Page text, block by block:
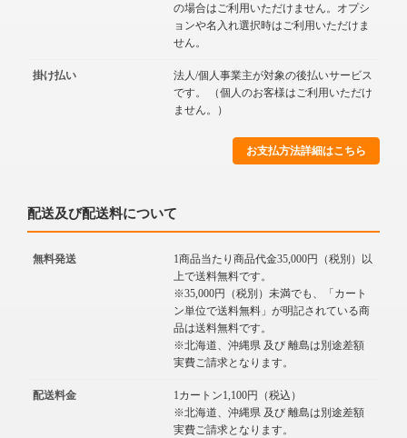
の場合はご利用いただけません。オプシ
ョンや名入れ選択時はご利用いただけま
せん。
掛け払い
法人/個人事業主が対象の後払いサービス
です。 （個人のお客様はご利用いただけ
ません。）
お支払方法詳細はこちら
配送及び配送料について
無料発送
1商品当たり商品代金35,000円（税別）以
上で送料無料です。
※35,000円（税別）未満でも、「カート
ン単位で送料無料」が明記されている商
品は送料無料です。
※北海道、沖縄県 及び 離島は別途差額
実費ご請求となります。
配送料金
1カートン1,100円（税込）
※北海道、沖縄県 及び 離島は別途差額
実費ご請求となります。